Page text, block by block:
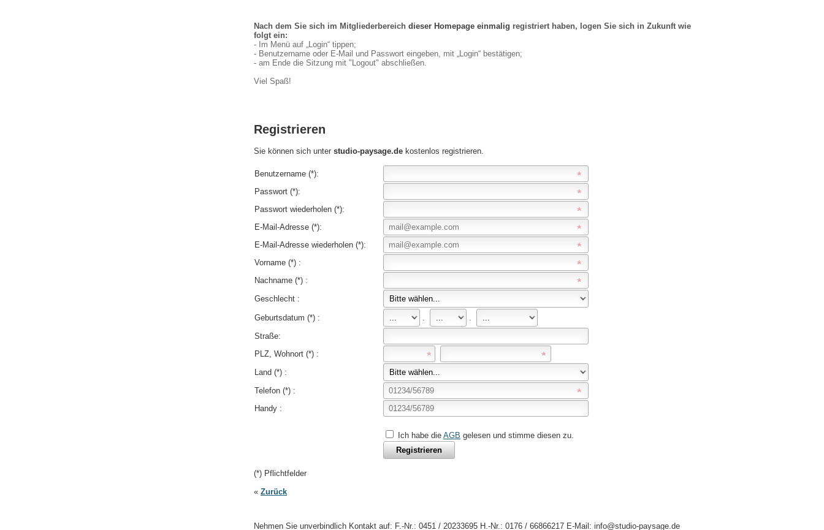
Nach dem Sie sich im Mitgliederbereich dieser Homepage einmalig registriert haben, logen Sie sich in Zukunft wie
folgt ein:
- Im Menü auf „Login“ tippen;
- Benutzername oder E-Mail und Passwort eingeben, mit „Login“ bestätigen;
- am Ende die Sitzung mit "Logout" abschließen.
Viel Spaß!
Registrieren
Sie können sich unter studio-paysage.de kostenlos registrieren.
Benutzername (*):
Passwort (*):
Passwort wiederholen (*):
E-Mail-Adresse (*):
E-Mail-Adresse wiederholen (*):
Vorname (*) :
Nachname (*) :
Geschlecht :
Geburtsdatum (*) : .
.
Straße:
PLZ, Wohnort (*) :
Land (*) :
Telefon (*) :
Handy :
Ich habe die AGB gelesen und stimme diesen zu.
(*) Pflichtfelder
« Zurück
Nehmen Sie unverbindlich Kontakt auf: F.-Nr.: 0451 / 20233695 H.-Nr.: 0176 / 66866217 E-Mail: info@studio-paysage.de